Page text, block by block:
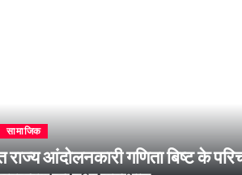
सामाजिक
आंदोलनकारी गणिता बिष्ट के